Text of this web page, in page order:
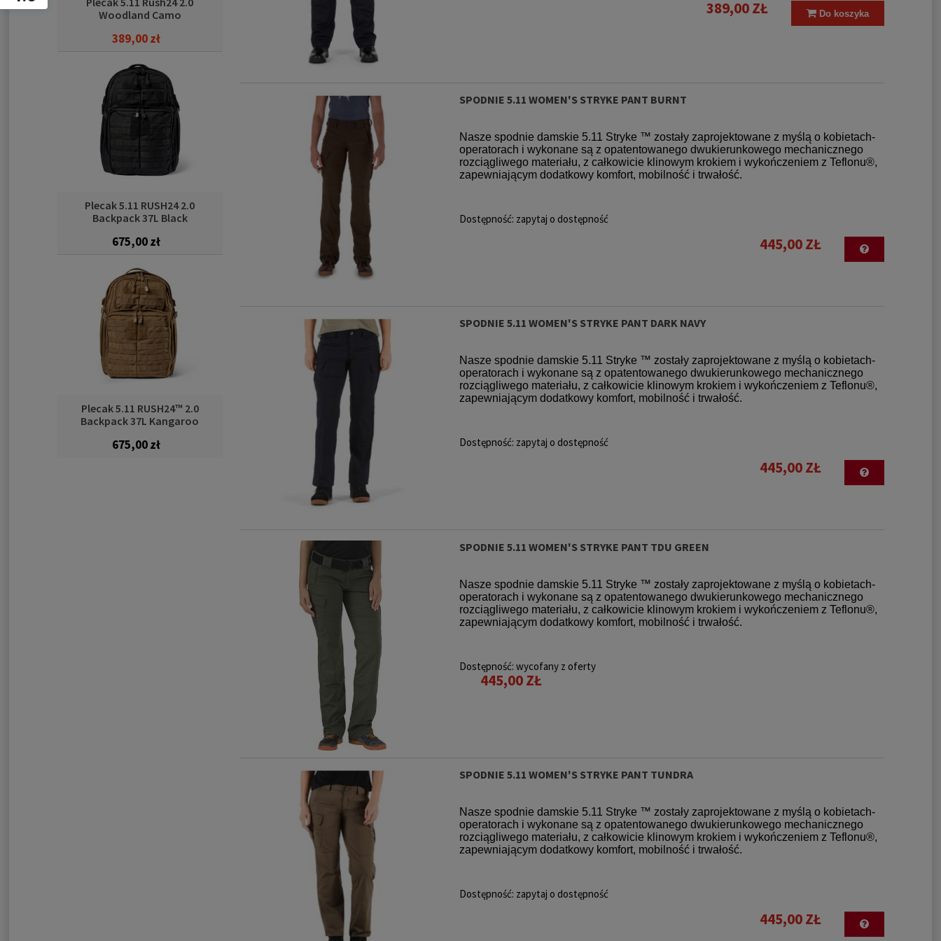
Woodland Camo
389,00 zł
Cena regularna:
Najniższa cena:389,00 zł
Plecak 5.11 RUSH24 2.0
Backpack 37L Black
675,00 zł
Plecak 5.11 RUSH24™ 2.0
Backpack 37L Kangaroo
675,00 zł
389,00 ZŁ Do koszyka
SPODNIE 5.11 WOMEN'S STRYKE PANT BURNT
Nasze spodnie damskie 5.11 Stryke ™ zostały zaprojektowane z myślą o kobietach-
operatorach i wykonane są z opatentowanego dwukierunkowego mechanicznego
rozciągliwego materiału, z całkowicie klinowym krokiem i wykończeniem z Teflonu®,
zapewniającym dodatkowy komfort, mobilność i trwałość.
Dostępność: zapytaj o dostępność
445,00 ZŁ
SPODNIE 5.11 WOMEN'S STRYKE PANT DARK NAVY
Nasze spodnie damskie 5.11 Stryke ™ zostały zaprojektowane z myślą o kobietach-
operatorach i wykonane są z opatentowanego dwukierunkowego mechanicznego
rozciągliwego materiału, z całkowicie klinowym krokiem i wykończeniem z Teflonu®,
zapewniającym dodatkowy komfort, mobilność i trwałość.
Dostępność: zapytaj o dostępność
445,00 ZŁ
SPODNIE 5.11 WOMEN'S STRYKE PANT TDU GREEN
Nasze spodnie damskie 5.11 Stryke ™ zostały zaprojektowane z myślą o kobietach-
operatorach i wykonane są z opatentowanego dwukierunkowego mechanicznego
rozciągliwego materiału, z całkowicie klinowym krokiem i wykończeniem z Teflonu®,
zapewniającym dodatkowy komfort, mobilność i trwałość.
Dostępność: wycofany z oferty
445,00 ZŁ
SPODNIE 5.11 WOMEN'S STRYKE PANT TUNDRA
Nasze spodnie damskie 5.11 Stryke ™ zostały zaprojektowane z myślą o kobietach-
operatorach i wykonane są z opatentowanego dwukierunkowego mechanicznego
rozciągliwego materiału, z całkowicie klinowym krokiem i wykończeniem z Teflonu®,
zapewniającym dodatkowy komfort, mobilność i trwałość.
Dostępność: zapytaj o dostępność
445,00 ZŁ